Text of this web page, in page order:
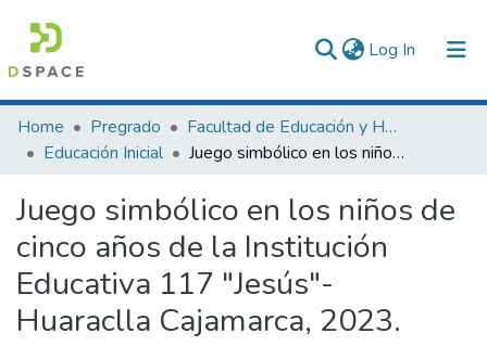
Log In (current)
Communities & Collections
All of DSpace
Statistics
Home Pregrado
Facultad de Educación y Humanidades
Educación Inicial
Juego simbólico en los niños de cinco años de la Institución Educativa 117 "Jesús"- Huaraclla Cajamarca, 2023.
Juego simbólico en los niños de
cinco años de la Institución
Educativa 117 "Jesús"-
Huaraclla Cajamarca, 2023.